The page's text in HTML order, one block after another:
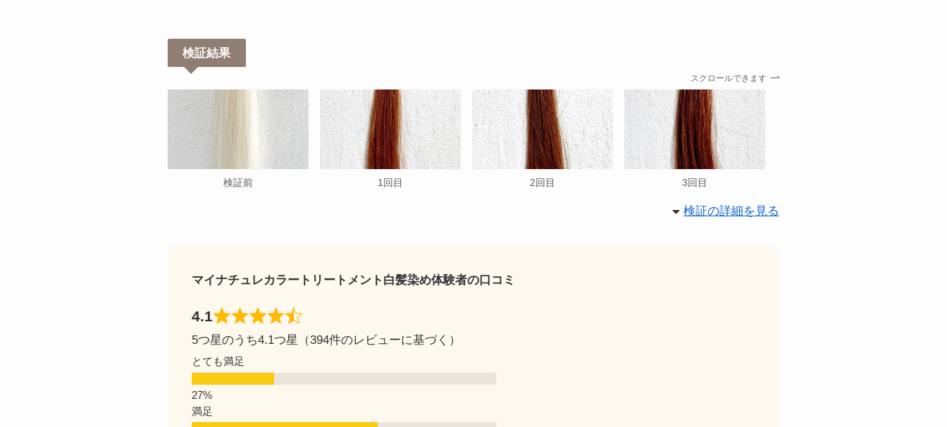
検証結果
スクロールできます
検証前 1回目 2回目 3回目
検証の詳細を見る
マイナチュレカラートリートメント白髪染め体験者の口コミ
4.1
5つ星のうち4.1つ星（394件のレビューに基づく）
とても満足
満足